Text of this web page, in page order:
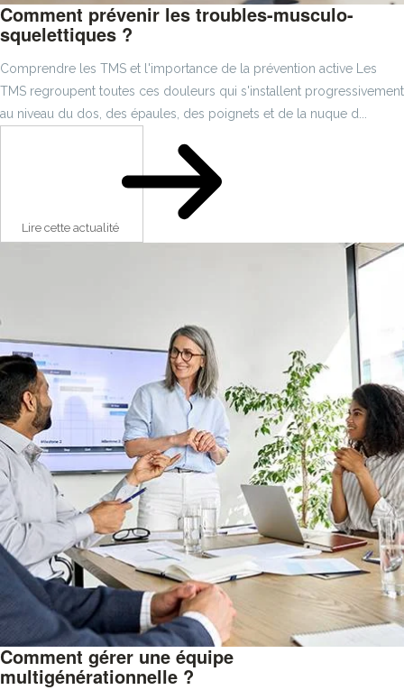
Comment prévenir les troubles-musculo-
squelettiques ?
Comprendre les TMS et l'importance de la prévention active Les
TMS regroupent toutes ces douleurs qui s'installent progressivement
au niveau du dos, des épaules, des poignets et de la nuque d...
Lire cette actualité
Comment gérer une équipe
multigénérationnelle ?